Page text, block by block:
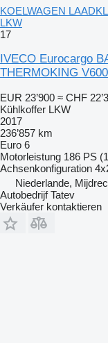
KOELWAGEN
LKW
17
IVECO Eurocargo
THERMOKING
EUR 23’900 ≈ CHF
Kühlkoffer LKW
2017
236’857 km
Euro 6
Motorleistung 186 PS
Achsenkonfiguration
Niederlande,
Autobedrijf Tatev
Verkäufer kontaktieren